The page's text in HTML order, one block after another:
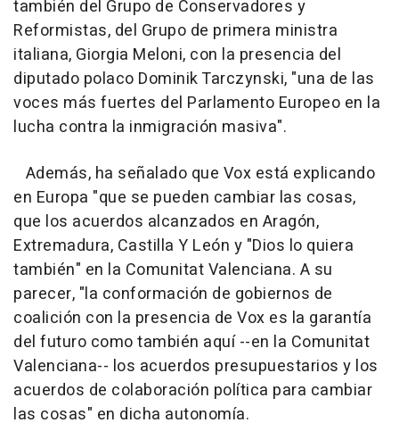
también del Grupo de Conservadores y
Reformistas, del Grupo de primera ministra
italiana, Giorgia Meloni, con la presencia del
diputado polaco Dominik Tarczynski, "una de las
voces más fuertes del Parlamento Europeo en la
lucha contra la inmigración masiva".
Además, ha señalado que Vox está explicando
en Europa "que se pueden cambiar las cosas,
que los acuerdos alcanzados en Aragón,
Extremadura, Castilla Y León y "Dios lo quiera
también" en la Comunitat Valenciana. A su
parecer, "la conformación de gobiernos de
coalición con la presencia de Vox es la garantía
del futuro como también aquí --en la Comunitat
Valenciana-- los acuerdos presupuestarios y los
acuerdos de colaboración política para cambiar
las cosas" en dicha autonomía.